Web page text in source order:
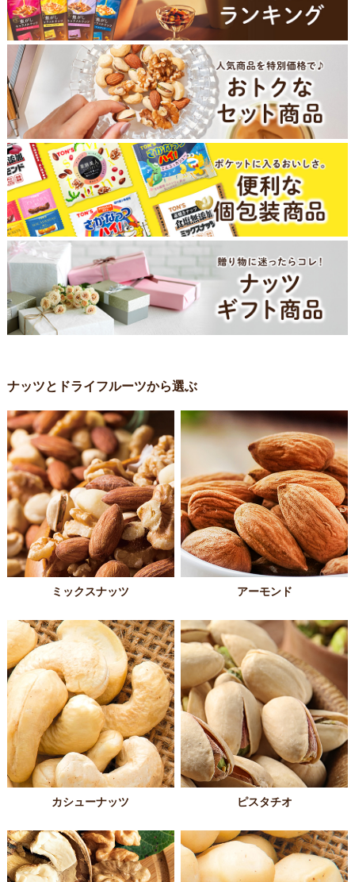
ナッツとドライフルーツから選ぶ
ミックスナッツ アーモンド
カシューナッツ ピスタチオ